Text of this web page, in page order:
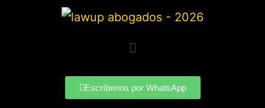
Escríbenos por WhatsApp